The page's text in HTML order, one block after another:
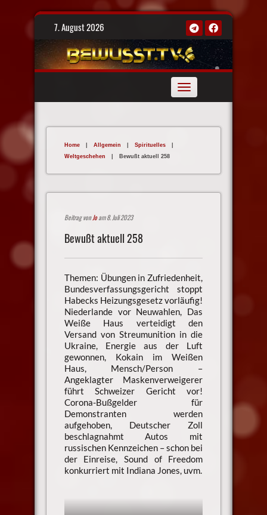
Skip
7. August 2026
Toggle
navigation
Home | Allgemein | Spirituelles
|
Weltgeschehen
| Bewußt aktuell 258
Beitrag vonJoam 8. Juli 2023
Bewußt aktuell 258
Themen: Übungen in Zufriedenheit,
Bundesverfassungsgericht stoppt
Habecks Heizungsgesetz vorläufig!
Niederlande vor Neuwahlen, Das
Weiße Haus verteidigt den
Versand von Streumunition in die
Ukraine, Energie aus der Luft
gewonnen, Kokain im Weißen
Haus, Mensch/Person –
Angeklagter Maskenverweigerer
führt Schweizer Gericht vor!
Corona-Bußgelder für
Demonstranten werden
aufgehoben, Deutscher Zoll
beschlagnahmt Autos mit
russischen Kennzeichen – schon bei
der Einreise, Sound of Freedom
konkurriert mit Indiana Jones, uvm.